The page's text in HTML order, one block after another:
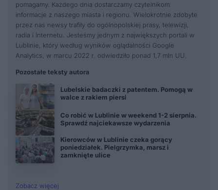
pomagamy. Każdego dnia dostarczamy czytelnikom
informacje z naszego miasta i regionu. Wielokrotnie zdobyte
przez nas newsy trafiły do ogólnopolskiej prasy, telewizji,
radia i Internetu. Jesteśmy jednym z największych portali w
Lublinie, który według wyników oglądalności Google
Analytics, w marcu 2022 r. odwiedziło ponad 1,7 mln UU.
Pozostałe teksty autora
Lubelskie badaczki z patentem. Pomogą w
walce z rakiem piersi
Co robić w Lublinie w weekend 1-2 sierpnia.
Sprawdź najciekawsze wydarzenia
Kierowców w Lublinie czeka gorący
poniedziałek. Pielgrzymka, marsz i
zamknięte ulice
Zobacz więcej